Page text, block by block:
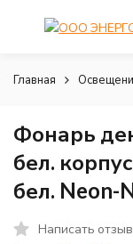
Главная
Фонарь
бел.
бел. Neon-
Написать отзыв